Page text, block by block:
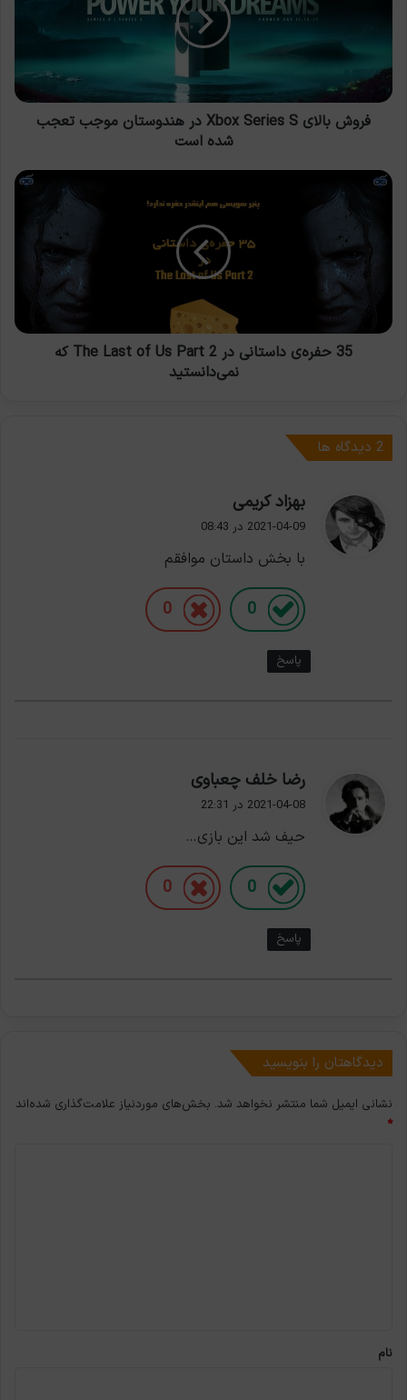
هندوستان
موجب
تعجب
فروش بالای Xbox Series S در هندوستان موجب تعجب
شده است
35
حفره‌ی
داستانی
Part
35 حفره‌ی داستانی در The Last of Us Part 2 که
نمی‌دانستید
‫2 دیدگاه ها
بهزاد کریمی
ف
:
2021-04-09 در 08:43
با بخش داستان موافقم
0
0
پاسخ
رضا خلف چعباوی
2021-04-08 در 22:31
حیف شد این بازی…
0
0
پاسخ
دیدگاهتان را بنویسید
نشانی ایمیل شما منتشر نخواهد شد. بخش‌های موردنیاز علامت‌گذاری شده‌اند
*
نام